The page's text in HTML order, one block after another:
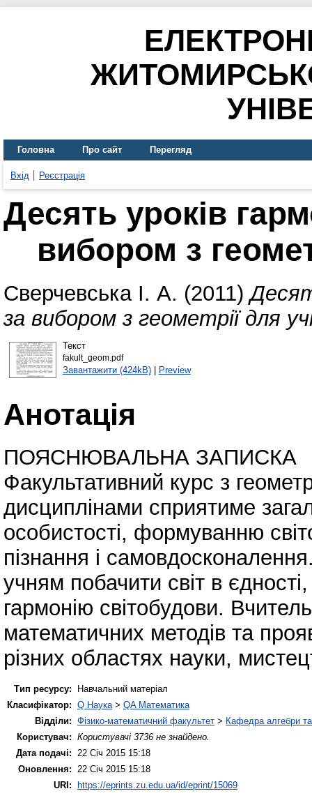
Головна Про сайт Перегляд
Вхід Реєстрація
Десять уроків
вибором з
Сверчевська І. А. (2011)
за вибором з геометрії для
Текст
fakult_geom.pdf
Завантажити (424kB)| Preview
Анотація
ПОЯСНЮВАЛЬНА ЗАПИСКА
Факультативний курс з
дисциплінами сприятиме
особистості, формуванню
пізнання і
учням побачити світ в
гармонію світобудови.
математичних методів та
різних областях науки,
Тип ресурсу:
Навчальний матеріал
Класифікатор: Q Наука > QA Математика
Відділи: Фізико-математичний факультет > Кафедра алгебри та
Користувач: Користувачі 3736 не знайдено.
Дата подачі:
22 Січ 2015 15:18
Оновлення:
22 Січ 2015 15:18
URI: https://eprints.zu.edu.ua/id/eprint/15069